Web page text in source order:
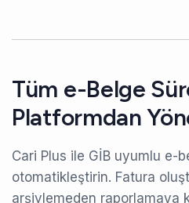
Tüm e-Belge
Platformdan
Cari Plus ile GİB uyumlu e-
otomatikleştirin. Fatura
arşivlemeden raporlamaya